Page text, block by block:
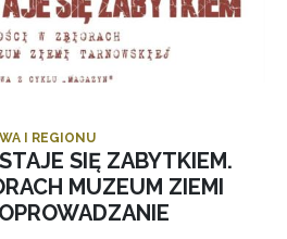
I REGIONU
SIĘ ZABYTKIEM.
MUZEUM ZIEMI